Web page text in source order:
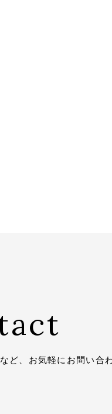
ど、お気軽にお問い合